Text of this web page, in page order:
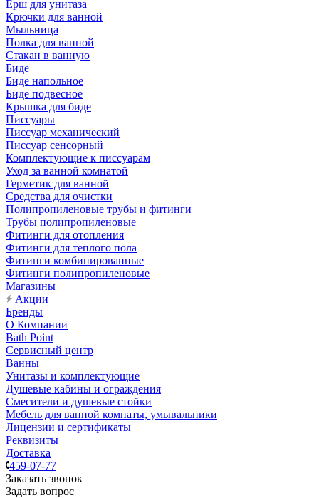
Ерш для унитаза
Крючки для ванной
Мыльница
Полка для ванной
Стакан в ванную
Биде
Биде напольное
Биде подвесное
Крышка для биде
Писсуары
Писсуар механический
Писсуар сенсорный
Комплектующие к писсуарам
Уход за ванной комнатой
Герметик для ванной
Средства для очистки
Полипропиленовые трубы и фитинги
Трубы полипропиленовые
Фитинги для отопления
Фитинги для теплого пола
Фитинги комбинированные
Фитинги полипропиленовые
Магазины
Акции
Бренды
О Компании
Bath Point
Сервисный центр
Ванны
Унитазы и комплектующие
Душевые кабины и ограждения
Смесители и душевые стойки
Мебель для ванной комнаты, умывальники
Лицензии и сертификаты
Реквизиты
Доставка
459-07-77
Заказать звонок
Задать вопрос